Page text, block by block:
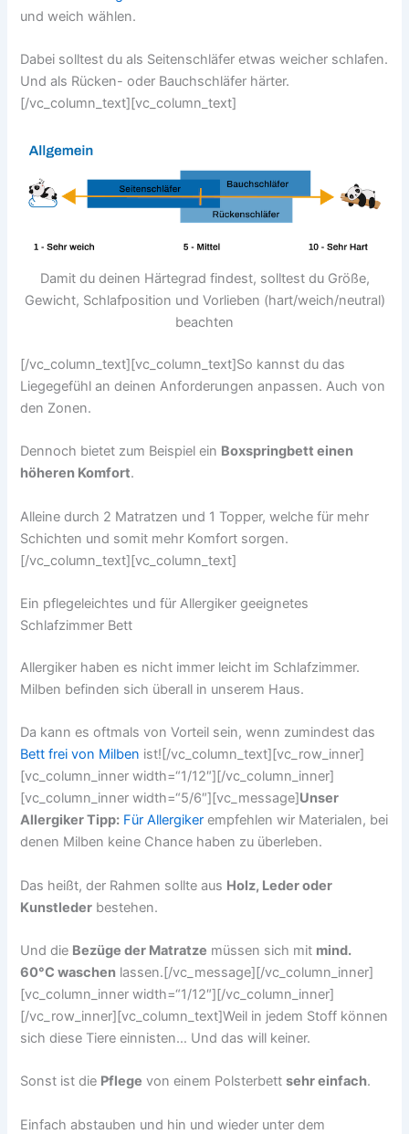
und weich wählen.
Dabei solltest du als Seitenschläfer etwas weicher schlafen.
Und als Rücken- oder Bauchschläfer härter.
[/vc_column_text][vc_column_text]
Damit du deinen Härtegrad findest, solltest du Größe,
Gewicht, Schlafposition und Vorlieben (hart/weich/neutral)
beachten
[/vc_column_text][vc_column_text]So kannst du das
Liegegefühl an deinen Anforderungen anpassen. Auch von
den Zonen.
Dennoch bietet zum Beispiel ein Boxspringbett einen
höheren Komfort.
Alleine durch 2 Matratzen und 1 Topper, welche für mehr
Schichten und somit mehr Komfort sorgen.
[/vc_column_text][vc_column_text]
Ein pflegeleichtes und für Allergiker geeignetes
Schlafzimmer Bett
Allergiker haben es nicht immer leicht im Schlafzimmer.
Milben befinden sich überall in unserem Haus.
Da kann es oftmals von Vorteil sein, wenn zumindest das
Bett frei von Milben ist![/vc_column_text][vc_row_inner]
[vc_column_inner width=“1/12″][/vc_column_inner]
[vc_column_inner width=“5/6″][vc_message]Unser
Allergiker Tipp: Für Allergiker empfehlen wir Materialen, bei
denen Milben keine Chance haben zu überleben.
Das heißt, der Rahmen sollte aus Holz, Leder oder
Kunstleder bestehen.
Und die Bezüge der Matratze müssen sich mit mind.
60°C waschen lassen.[/vc_message][/vc_column_inner]
[vc_column_inner width=“1/12″][/vc_column_inner]
[/vc_row_inner][vc_column_text]Weil in jedem Stoff können
sich diese Tiere einnisten… Und das will keiner.
Sonst ist die Pflege von einem Polsterbettsehr einfach.
Einfach abstauben und hin und wieder unter dem